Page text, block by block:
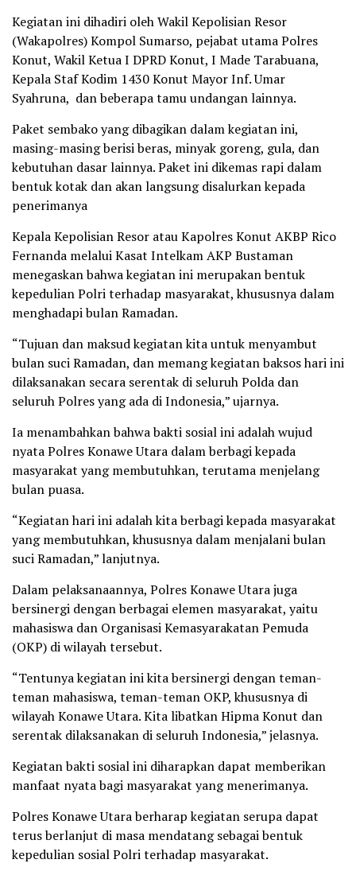
Kegiatan ini dihadiri oleh Wakil Kepolisian Resor
(Wakapolres) Kompol Sumarso, pejabat utama Polres
Konut, Wakil Ketua I DPRD Konut, I Made Tarabuana,
Kepala Staf Kodim 1430 Konut Mayor Inf. Umar
Syahruna, dan beberapa tamu undangan lainnya.
Paket sembako yang dibagikan dalam kegiatan ini,
masing-masing berisi beras, minyak goreng, gula, dan
kebutuhan dasar lainnya. Paket ini dikemas rapi dalam
bentuk kotak dan akan langsung disalurkan kepada
penerimanya
Kepala Kepolisian Resor atau Kapolres Konut AKBP Rico
Fernanda melalui Kasat Intelkam AKP Bustaman
menegaskan bahwa kegiatan ini merupakan bentuk
kepedulian Polri terhadap masyarakat, khususnya dalam
menghadapi bulan Ramadan.
“Tujuan dan maksud kegiatan kita untuk menyambut
bulan suci Ramadan, dan memang kegiatan baksos hari ini
dilaksanakan secara serentak di seluruh Polda dan
seluruh Polres yang ada di Indonesia,” ujarnya.
Ia menambahkan bahwa bakti sosial ini adalah wujud
nyata Polres Konawe Utara dalam berbagi kepada
masyarakat yang membutuhkan, terutama menjelang
bulan puasa.
“Kegiatan hari ini adalah kita berbagi kepada masyarakat
yang membutuhkan, khususnya dalam menjalani bulan
suci Ramadan,” lanjutnya.
Dalam pelaksanaannya, Polres Konawe Utara juga
bersinergi dengan berbagai elemen masyarakat, yaitu
mahasiswa dan Organisasi Kemasyarakatan Pemuda
(OKP) di wilayah tersebut.
“Tentunya kegiatan ini kita bersinergi dengan teman-
teman mahasiswa, teman-teman OKP, khususnya di
wilayah Konawe Utara. Kita libatkan Hipma Konut dan
serentak dilaksanakan di seluruh Indonesia,” jelasnya.
Kegiatan bakti sosial ini diharapkan dapat memberikan
manfaat nyata bagi masyarakat yang menerimanya.
Polres Konawe Utara berharap kegiatan serupa dapat
terus berlanjut di masa mendatang sebagai bentuk
kepedulian sosial Polri terhadap masyarakat.